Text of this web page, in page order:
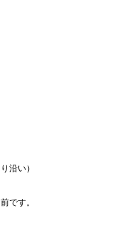
沿い）
です。